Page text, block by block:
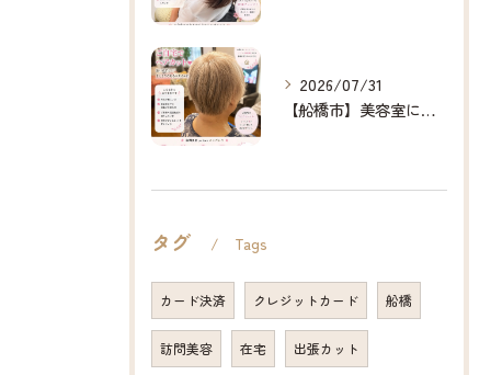
2026/07/31
【船橋市】美容室に行けない…をなくしたい✂️✨
タグ Tags
カード決済 クレジットカード 船橋
訪問美容 在宅 出張カット